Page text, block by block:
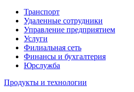
Транспорт
Удаленные сотрудники
Управление предприятием
Услуги
Филиальная сеть
Финансы и бухгалтерия
Юрслужба
Продукты и технологии